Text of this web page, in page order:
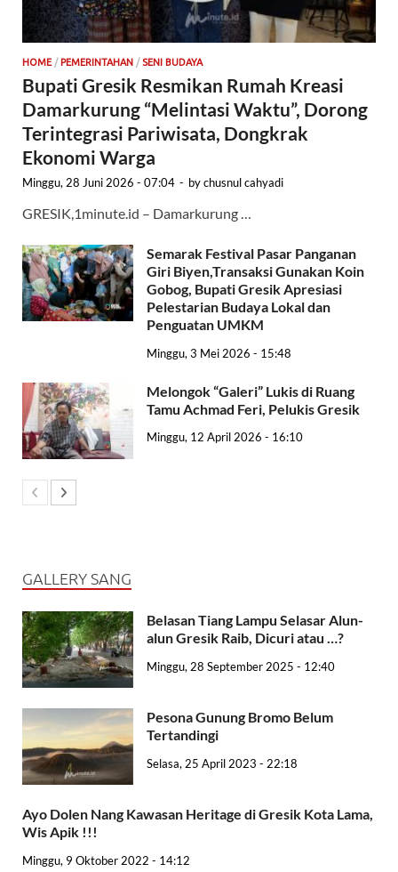
HOME / PEMERINTAHAN / SENI BUDAYA
Bupati Gresik Resmikan Rumah Kreasi
Damarkurung “Melintasi Waktu”, Dorong
Terintegrasi Pariwisata, Dongkrak
Ekonomi Warga
Minggu, 28 Juni 2026 - 07:04 - bychusnul cahyadi
GRESIK,1minute.id – Damarkurung …
Semarak Festival Pasar Panganan
Giri Biyen,Transaksi Gunakan Koin
Gobog, Bupati Gresik Apresiasi
Pelestarian Budaya Lokal dan
Penguatan UMKM
Minggu, 3 Mei 2026 - 15:48
Melongok “Galeri” Lukis di Ruang
Tamu Achmad Feri, Pelukis Gresik
Minggu, 12 April 2026 - 16:10
GALLERY SANG
Belasan Tiang Lampu Selasar Alun-
alun Gresik Raib, Dicuri atau …?
Minggu, 28 September 2025 - 12:40
Pesona Gunung Bromo Belum
Tertandingi
Selasa, 25 April 2023 - 22:18
Ayo Dolen Nang Kawasan Heritage di Gresik Kota Lama,
Wis Apik !!!
Minggu, 9 Oktober 2022 - 14:12